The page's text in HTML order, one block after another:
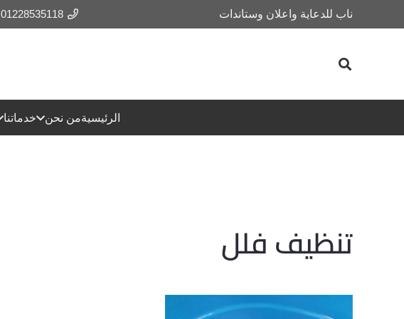
ناب للدعاية واعلان وستاندات 01228535118
الرئيسيةمن نحن خدماتنا
تنظيف فلل